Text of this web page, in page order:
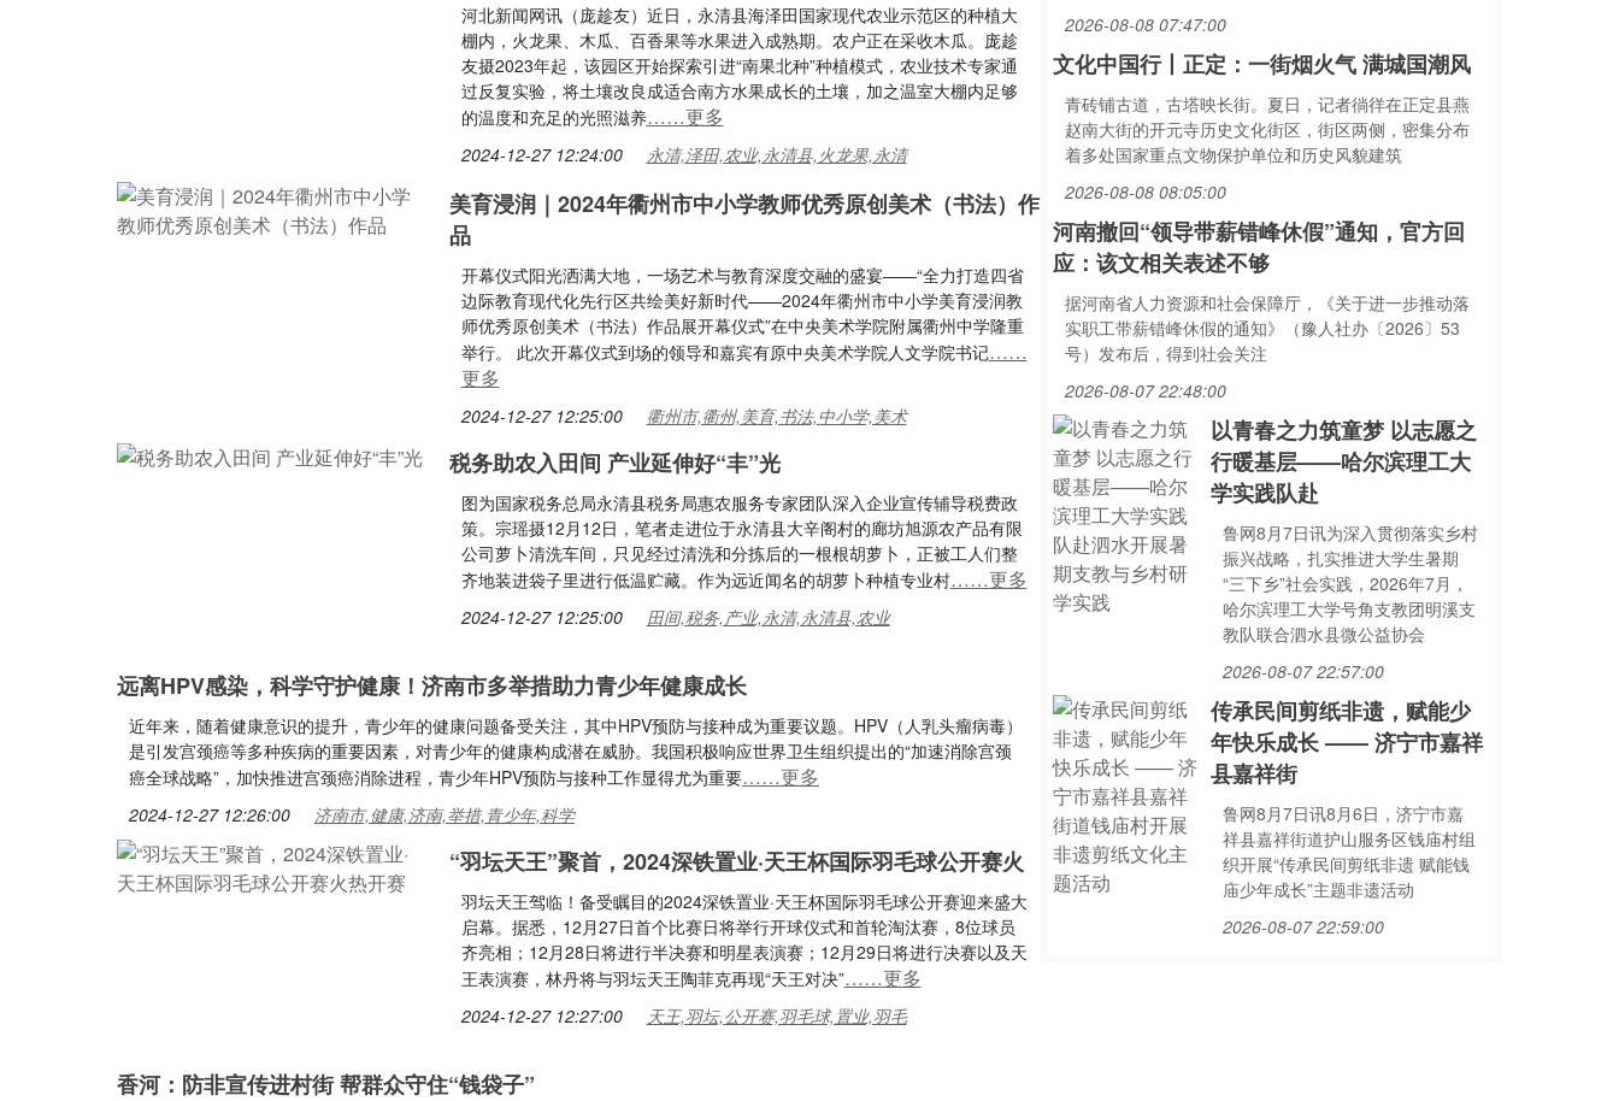
河北新闻网讯（庞趁友）近日，永清县海泽田国家现代农业示范区的种植大
棚内，火龙果、木瓜、百香果等水果进入成熟期。农户正在采收木瓜。庞趁
友摄2023年起，该园区开始探索引进“南果北种”种植模式，农业技术专家通
过反复实验，将土壤改良成适合南方水果成长的土壤，加之温室大棚内足够
的温度和充足的光照滋养……更多
2024-12-27 12:24:00 永清,泽田,农业,永清县,火龙果,永清
美育浸润｜2024年衢州市中小学教师优秀原创美术（书法）作
品
开幕仪式阳光洒满大地，一场艺术与教育深度交融的盛宴——“全力打造四省
边际教育现代化先行区共绘美好新时代——2024年衢州市中小学美育浸润教
师优秀原创美术（书法）作品展开幕仪式”在中央美术学院附属衢州中学隆重
举行。 此次开幕仪式到场的领导和嘉宾有原中央美术学院人文学院书记……
更多
2024-12-27 12:25:00 衢州市,衢州,美育,书法,中小学,美术
税务助农入田间 产业延伸好“丰”光
图为国家税务总局永清县税务局惠农服务专家团队深入企业宣传辅导税费政
策。宗瑶摄12月12日，笔者走进位于永清县大辛阁村的廊坊旭源农产品有限
公司萝卜清洗车间，只见经过清洗和分拣后的一根根胡萝卜，正被工人们整
齐地装进袋子里进行低温贮藏。作为远近闻名的胡萝卜种植专业村……更多
2024-12-27 12:25:00 田间,税务,产业,永清,永清县,农业
远离HPV感染，科学守护健康！济南市多举措助力青少年健康成长
近年来，随着健康意识的提升，青少年的健康问题备受关注，其中HPV预防与接种成为重要议题。HPV（人乳头瘤病毒）
是引发宫颈癌等多种疾病的重要因素，对青少年的健康构成潜在威胁。我国积极响应世界卫生组织提出的“加速消除宫颈
癌全球战略”，加快推进宫颈癌消除进程，青少年HPV预防与接种工作显得尤为重要……更多
2024-12-27 12:26:00 济南市,健康,济南,举措,青少年,科学
“羽坛天王”聚首，2024深铁置业·天王杯国际羽毛球公开赛火
羽坛天王驾临！备受瞩目的2024深铁置业·天王杯国际羽毛球公开赛迎来盛大
启幕。据悉，12月27日首个比赛日将举行开球仪式和首轮淘汰赛，8位球员
齐亮相；12月28日将进行半决赛和明星表演赛；12月29日将进行决赛以及天
王表演赛，林丹将与羽坛天王陶菲克再现“天王对决”……更多
2024-12-27 12:27:00 天王,羽坛,公开赛,羽毛球,置业,羽毛
香河：防非宣传进村街 帮群众守住“钱袋子”
2026-08-08 07:47:00
文化中国行丨正定：一街烟火气 满城国潮风
青砖铺古道，古塔映长街。夏日，记者徜徉在正定县燕
赵南大街的开元寺历史文化街区，街区两侧，密集分布
着多处国家重点文物保护单位和历史风貌建筑
2026-08-08 08:05:00
河南撤回“领导带薪错峰休假”通知，官方回
应：该文相关表述不够
据河南省人力资源和社会保障厅，《关于进一步推动落
实职工带薪错峰休假的通知》（豫人社办〔2026〕53
号）发布后，得到社会关注
2026-08-07 22:48:00
以青春之力筑童梦 以志愿之
行暖基层——哈尔滨理工大
学实践队赴
鲁网8月7日讯为深入贯彻落实乡村
振兴战略，扎实推进大学生暑期
“三下乡”社会实践，2026年7月，
哈尔滨理工大学号角支教团明溪支
教队联合泗水县微公益协会
2026-08-07 22:57:00
传承民间剪纸非遗，赋能少
年快乐成长 —— 济宁市嘉祥
县嘉祥街
鲁网8月7日讯8月6日，济宁市嘉
祥县嘉祥街道护山服务区钱庙村组
织开展“传承民间剪纸非遗 赋能钱
庙少年成长”主题非遗活动
2026-08-07 22:59:00